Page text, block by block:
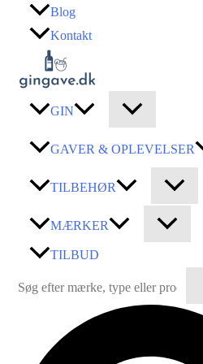
indholdet
Blog
Kontakt
GIN
GAVER & OPLEVELSER
TILBEHØR
MÆRKER
TILBUD